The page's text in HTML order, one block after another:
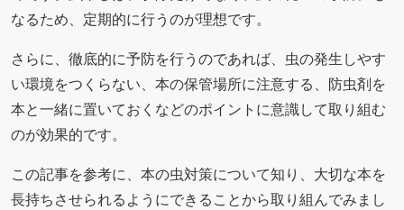
なるため、定期的に行うのが理想です。
さらに、徹底的に予防を行うのであれば、虫の発生しやす
い環境をつくらない、本の保管場所に注意する、防虫剤を
本と一緒に置いておくなどのポイントに意識して取り組む
のが効果的です。
この記事を参考に、本の虫対策について知り、大切な本を
長持ちさせられるようにできることから取り組んでみまし